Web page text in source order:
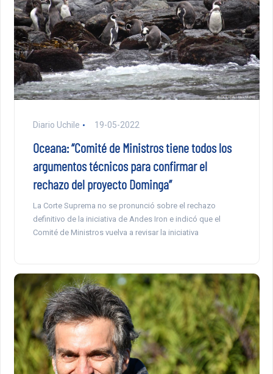
Diario Uchile 19-05-2022
Oceana: “Comité de Ministros tiene todos los
argumentos técnicos para confirmar el
rechazo del proyecto Dominga”
La Corte Suprema no se pronunció sobre el rechazo
definitivo de la iniciativa de Andes Iron e indicó que el
Comité de Ministros vuelva a revisar la iniciativa